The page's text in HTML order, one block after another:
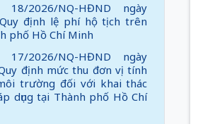
2026/NQ-HĐND ngày
định lệ phí hộ tịch trên
phố Hồ Chí Minh
2026/NQ-HĐND ngày
định mức thu đơn vị tính
trường đối với khai thác
dụng tại Thành phố Hồ Chí